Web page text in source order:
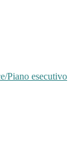
Piano esecutivo